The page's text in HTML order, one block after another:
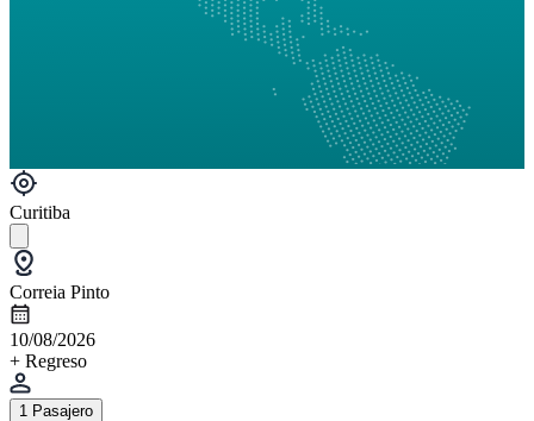
Curitiba
Correia Pinto
10/08/2026
+ Regreso
1 Pasajero